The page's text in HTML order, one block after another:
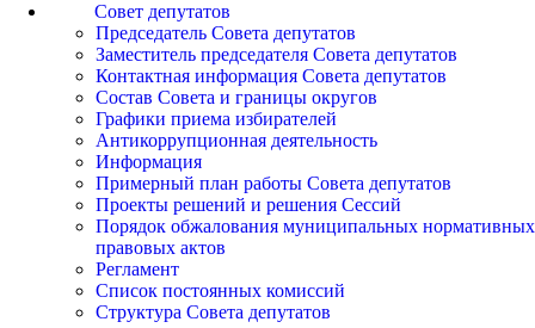
Совет депутатов
Председатель Совета депутатов
Заместитель председателя Совета депутатов
Контактная информация Совета депутатов
Состав Совета и границы округов
Графики приема избирателей
Антикоррупционная деятельность
Информация
Примерный план работы Совета депутатов
Проекты решений и решения Сессий
Порядок обжалования муниципальных нормативных
правовых актов
Регламент
Список постоянных комиссий
Структура Совета депутатов